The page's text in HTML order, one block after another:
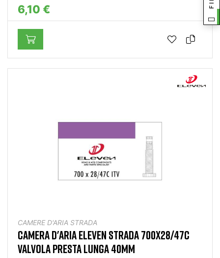
6,10 €
CAMERE D'ARIA STRADA
CAMERA D'ARIA ELEVEN STRADA 700X28/47C
VALVOLA PRESTA LUNGA 40MM